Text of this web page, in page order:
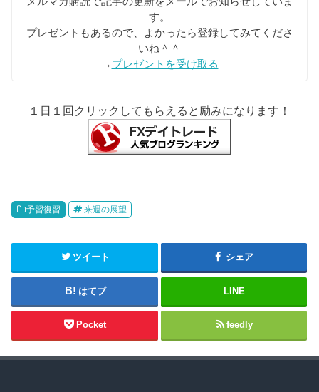
す。
プレゼントもあるので、よかったら登録してみてくださ
いね＾＾
→ プレゼントを受け取る
１日１回クリックしてもらえると励みになります！
予習復習 来週の展望
ツイート シェア
はてブ LINE
Pocket feedly